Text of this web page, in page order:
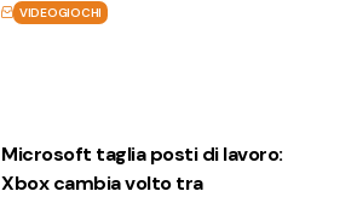
VIDEOGIOCHI
Microsoft taglia posti di lavoro:
Xbox cambia volto tra